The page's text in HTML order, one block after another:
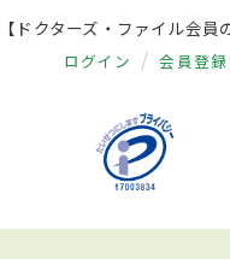
【ドクターズ・ファイル会員
ログイン 会員登録